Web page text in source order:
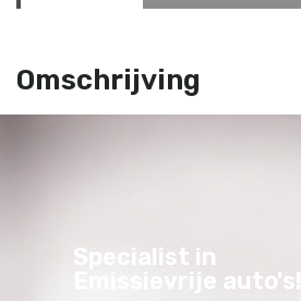
Omschrijving
Specialist in
Emissievrije auto's!